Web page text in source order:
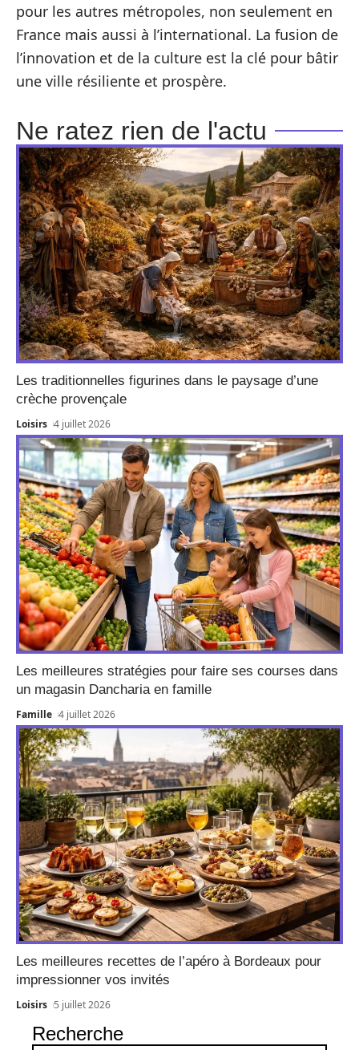
pour les autres métropoles, non seulement en
France mais aussi à l’international. La fusion de
l’innovation et de la culture est la clé pour bâtir
une ville résiliente et prospère.
Ne ratez rien de l'actu
Les traditionnelles figurines dans le paysage d’une
crèche provençale
Loisirs 4 juillet 2026
Les meilleures stratégies pour faire ses courses dans
un magasin Dancharia en famille
Famille 4 juillet 2026
Les meilleures recettes de l’apéro à Bordeaux pour
impressionner vos invités
Loisirs 5 juillet 2026
Recherche